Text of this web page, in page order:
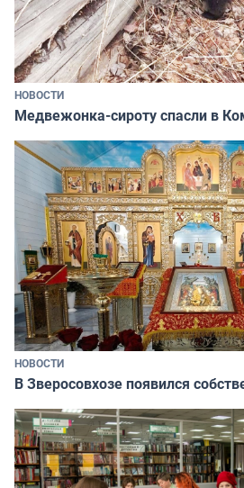
НОВОСТИ
Медвежонка-сироту спасли в
НОВОСТИ
В Зверосовхозе появился